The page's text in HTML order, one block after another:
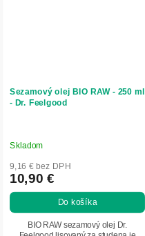
Sezamový olej BIO RAW - 250 ml
- Dr. Feelgood
Skladom
9,16 € bez DPH
10,90 €
Do košíka
BIO RAW sezamový olej Dr.